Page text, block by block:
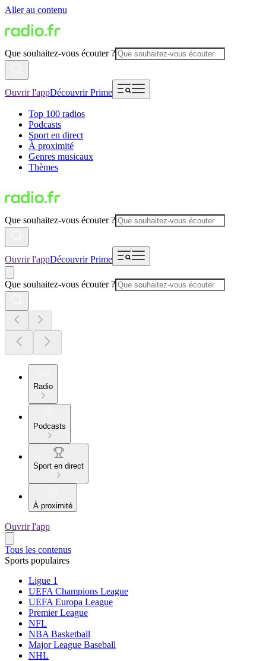
Aller au contenu
Que souhaitez-vous écouter ?
Ouvrir l'appDécouvrir Prime
Top 100 radios
Podcasts
Sport en direct
À proximité
Genres musicaux
Thèmes
Que souhaitez-vous écouter ?
Ouvrir l'appDécouvrir Prime
Que souhaitez-vous écouter ?
Radio
Podcasts
Sport en direct
À proximité
Ouvrir l'app
Tous les contenus
Sports populaires
Ligue 1
UEFA Champions League
UEFA Europa League
Premier League
NFL
NBA Basketball
Major League Baseball
NHL